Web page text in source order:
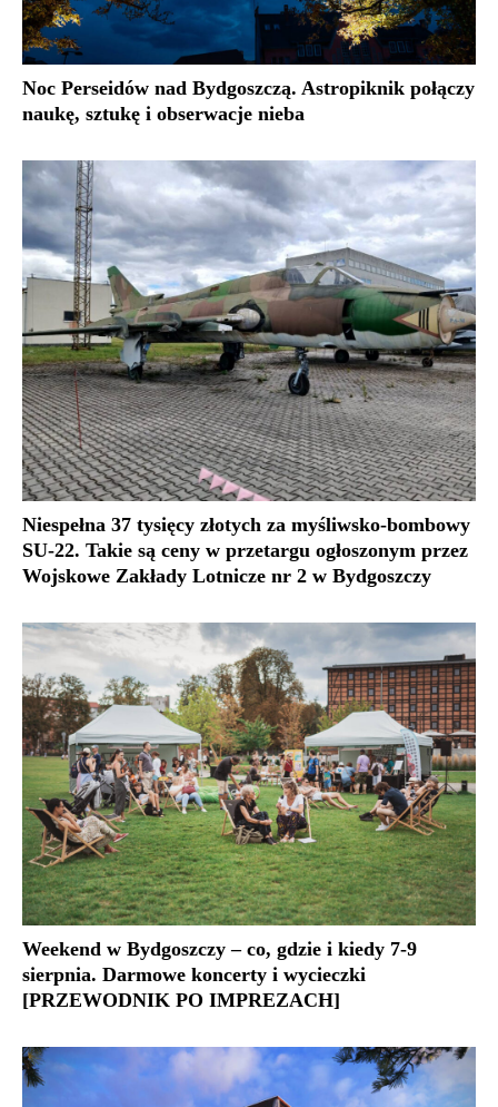
Noc Perseidów nad Bydgoszczą. Astropiknik połączy
naukę, sztukę i obserwacje nieba
Niespełna 37 tysięcy złotych za myśliwsko-bombowy
SU-22. Takie są ceny w przetargu ogłoszonym przez
Wojskowe Zakłady Lotnicze nr 2 w Bydgoszczy
Weekend w Bydgoszczy – co, gdzie i kiedy 7-9
sierpnia. Darmowe koncerty i wycieczki
[PRZEWODNIK PO IMPREZACH]